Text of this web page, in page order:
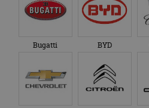
Bugatti BYD